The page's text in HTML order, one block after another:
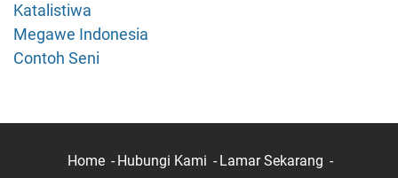
Katalistiwa
Megawe Indonesia
Contoh Seni
Home Hubungi Kami Lamar Sekarang